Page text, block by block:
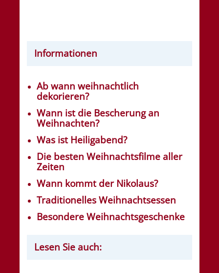
Informationen
Ab wann weihnachtlich
dekorieren?
Wann ist die Bescherung an
Weihnachten?
Was ist Heiligabend?
Die besten Weihnachtsfilme aller
Zeiten
Wann kommt der Nikolaus?
Traditionelles Weihnachtsessen
Besondere Weihnachtsgeschenke
Lesen Sie auch: